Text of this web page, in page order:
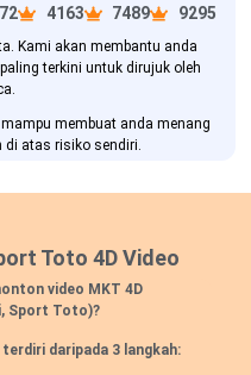
4163 7489 9295
Kami akan membantu anda
terkini untuk dirujuk oleh
membuat anda menang
di atas risiko sendiri.
Toto 4D Video
video MKT 4D
Sport Toto)?
daripada 3 langkah: